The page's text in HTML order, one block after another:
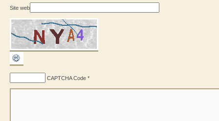
Site web
CAPTCHA Code *